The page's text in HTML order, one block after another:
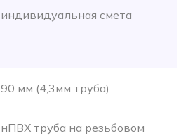
индивидуальная смета
90 мм (4,3мм труба)
нПВХ труба на резьбовом